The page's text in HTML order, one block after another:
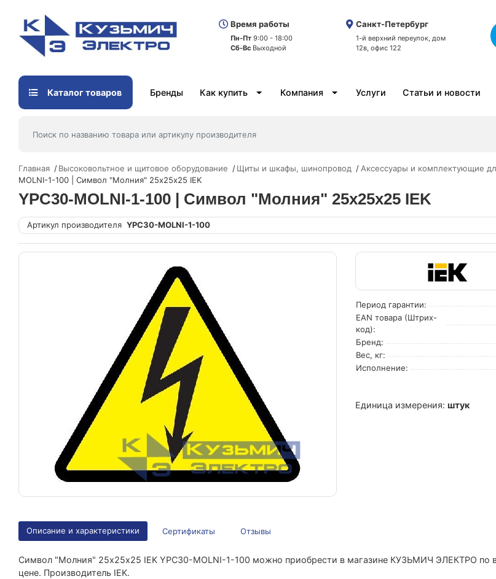
Время работы
Пн-Пт 9:00 - 18:00
Сб-Вс Выходной
Санкт-Петербург
1-й верхний переулок, дом
12в, офис 122
Каталог товаров Бренды Как купить Компания Услуги Статьи и новости
Главная Высоковольтное и щитовое оборудование Щиты и шкафы, шинопровод Аксессуары и комплектующие
MOLNI-1-100 | Символ "Молния" 25х25х25 IEK
YPC30-MOLNI-1-100 | Символ "Молния" 25х25х25 IEK
Артикул производителя YPC30-MOLNI-1-100
Период гарантии:
EAN товара (Штрих-
код):
Бренд:
Вес, кг:
Исполнение:
Единица измерения: штук
Описание и характеристики Сертификаты Отзывы
Символ "Молния" 25х25х25 IEK YPC30-MOLNI-1-100 можно приобрести в магазине КУЗЬМИЧ ЭЛЕКТРО по
цене. Производитель IEK.